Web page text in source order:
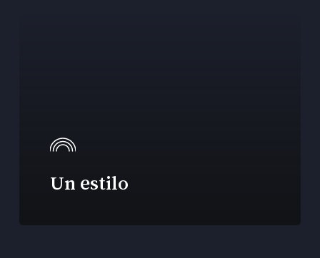
Un estilo